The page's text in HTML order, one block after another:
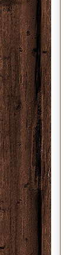
AMRUM - KUPON
379,00 DKK
Se produktet